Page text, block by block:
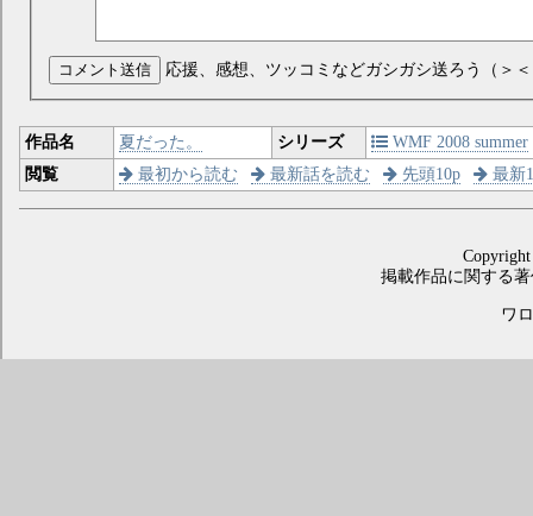
コメント送信 応援、感想、ツッコミなどガシガシ送ろう（＞
作品名 夏だった。 シリーズ
WMF 2008 summer
閲覧
最初から読む 最新話を読む 先頭10p 最新
掲載作品に関する
ワ